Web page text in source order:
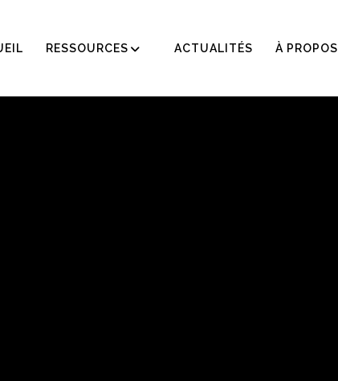
RESSOURCES ACTUALITÉS À PROPOS